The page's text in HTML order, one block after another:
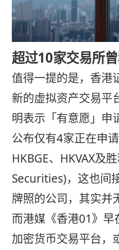
超过10家交易所
值得一提的是，香港
新的虚拟资产交易平
明表示「有意愿」申
公布仅有4家正在申
HKBGE、HKVAX及
Securities)，这也间
牌照的公司，其实并
而港媒《香港01》
加密货币交易平台，